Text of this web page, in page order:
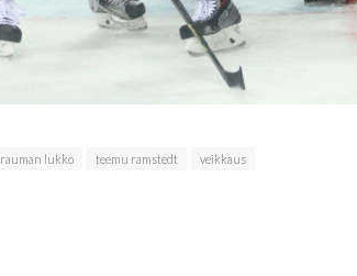
rauman lukko teemu ramstedt veikkaus